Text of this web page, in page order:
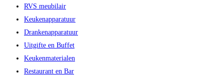
RVS meubilair
Keukenapparatuur
Drankenapparatuur
Uitgifte en Buffet
Keukenmaterialen
Restaurant en Bar